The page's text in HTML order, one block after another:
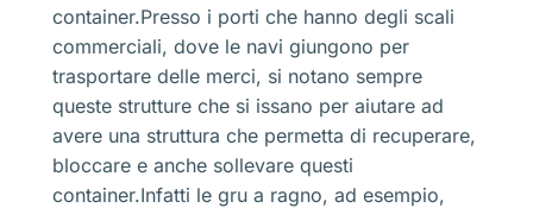
container.Presso i porti che hanno degli scali
commerciali, dove le navi giungono per
trasportare delle merci, si notano sempre
queste strutture che si issano per aiutare ad
avere una struttura che permetta di recuperare,
bloccare e anche sollevare questi
container.Infatti le gru a ragno, ad esempio,